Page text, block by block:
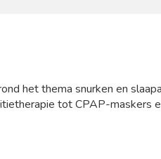
het thema snurken en
tot CPAP-maskers